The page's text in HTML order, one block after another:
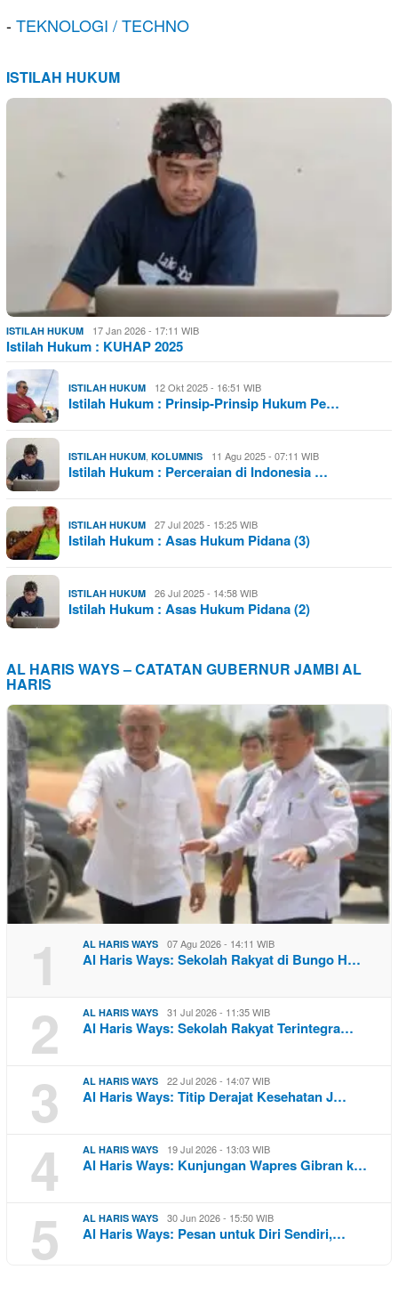
-TEKNOLOGI / TECHNO
ISTILAH HUKUM
ISTILAH HUKUM 17 Jan 2026 - 17:11 WIB
Istilah Hukum : KUHAP 2025
ISTILAH HUKUM 12 Okt 2025 - 16:51 WIB
Istilah Hukum : Prinsip-Prinsip Hukum Pe…
ISTILAH HUKUM KOLUMNIS 11 Agu 2025 - 07:11 WIB
Istilah Hukum : Perceraian di Indonesia …
ISTILAH HUKUM 27 Jul 2025 - 15:25 WIB
Istilah Hukum : Asas Hukum Pidana (3)
ISTILAH HUKUM 26 Jul 2025 - 14:58 WIB
Istilah Hukum : Asas Hukum Pidana (2)
AL HARIS WAYS – CATATAN GUBERNUR JAMBI AL
HARIS
1 AL HARIS WAYS 07 Agu 2026 - 14:11 WIB
Al Haris Ways: Sekolah Rakyat di Bungo H…
2 AL HARIS WAYS 31 Jul 2026 - 11:35 WIB
Al Haris Ways: Sekolah Rakyat Terintegra…
3 AL HARIS WAYS 22 Jul 2026 - 14:07 WIB
Al Haris Ways: Titip Derajat Kesehatan J…
4 AL HARIS WAYS 19 Jul 2026 - 13:03 WIB
Al Haris Ways: Kunjungan Wapres Gibran k…
5 AL HARIS WAYS 30 Jun 2026 - 15:50 WIB
Al Haris Ways: Pesan untuk Diri Sendiri,…